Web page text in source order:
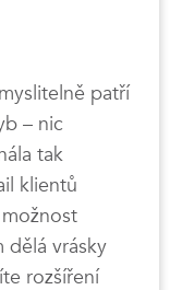
patří
– nic
tak
klientů
dělá vrásky
rozšíření